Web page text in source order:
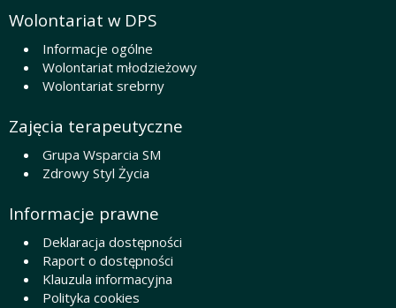
Wolontariat w DPS
Informacje ogólne
Wolontariat młodzieżowy
Wolontariat srebrny
Zajęcia terapeutyczne
Grupa Wsparcia SM
Zdrowy Styl Życia
Informacje prawne
Deklaracja dostępności
Raport o dostępności
Klauzula informacyjna
Polityka cookies